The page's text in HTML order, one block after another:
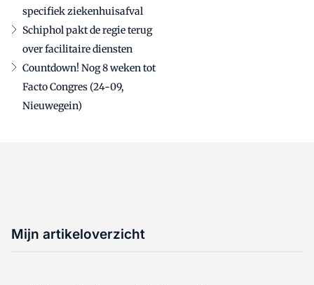
specifiek ziekenhuisafval
Schiphol pakt de regie terug
over facilitaire diensten
Countdown! Nog 8 weken tot
Facto Congres (24-09,
Nieuwegein)
Mijn artikeloverzicht